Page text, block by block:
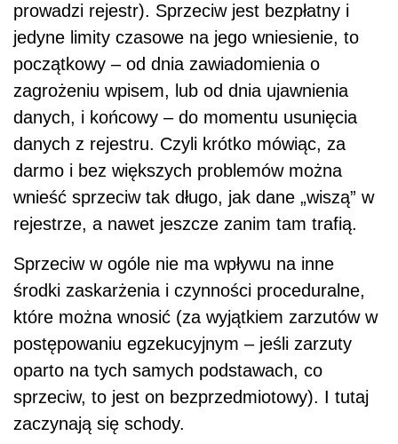
prowadzi rejestr). Sprzeciw jest bezpłatny i
jedyne limity czasowe na jego wniesienie, to
początkowy – od dnia zawiadomienia o
zagrożeniu wpisem, lub od dnia ujawnienia
danych, i końcowy – do momentu usunięcia
danych z rejestru. Czyli krótko mówiąc, za
darmo i bez większych problemów można
wnieść sprzeciw tak długo, jak dane „wiszą” w
rejestrze, a nawet jeszcze zanim tam trafią.
Sprzeciw w ogóle nie ma wpływu na inne
środki zaskarżenia i czynności proceduralne,
które można wnosić (za wyjątkiem zarzutów w
postępowaniu egzekucyjnym – jeśli zarzuty
oparto na tych samych podstawach, co
sprzeciw, to jest on bezprzedmiotowy). I tutaj
zaczynają się schody.